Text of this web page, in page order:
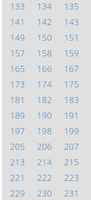
133
134 135
141
142 143
149
150 151
157
158 159
165
166 167
173
174 175
181
182 183
189
190 191
197
198 199
205
206 207
213
214 215
221
222 223
229
230 231